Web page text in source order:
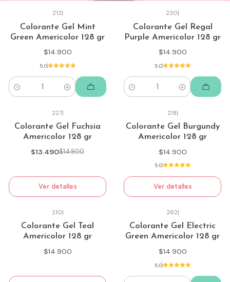
212|
Colorante Gel Mint
Green Americolor 128 gr
$14.900
5.0
Cantidad
230|
Colorante Gel Regal
Purple Americolor 128 gr
$14.900
5.0
Cantidad
-9%
227|
Colorante Gel Fuchsia
Americolor 128 gr
$13.490$14.900
Ver detalles
218|
Colorante Gel Burgundy
Americolor 128 gr
$14.900
5.0
Ver detalles
210|
Colorante Gel Teal
Americolor 128 gr
$14.900
262|
Colorante Gel Electric
Green Americolor 128 gr
$14.900
5.0